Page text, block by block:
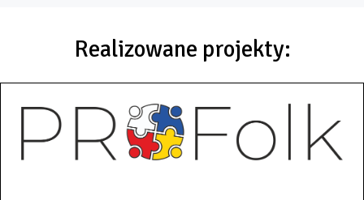
Realizowane projekty: